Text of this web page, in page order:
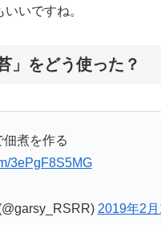
いですね。
」をどう使った？
煮を作る
3ePgF8S5MG
2019年2月